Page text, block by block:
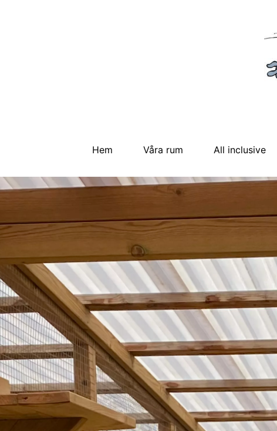
Hem Våra rum All inclusive